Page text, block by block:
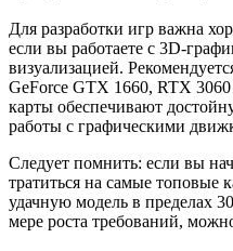
Для разработки игр важна
если вы работаете с 3D-
визуализацией.
GeForce GTX 1660, RTX
карты обеспечивают
работы с графическими
Следует помнить: если вы
тратиться на самые топовые
удачную модель в пределах
мере роста требований,